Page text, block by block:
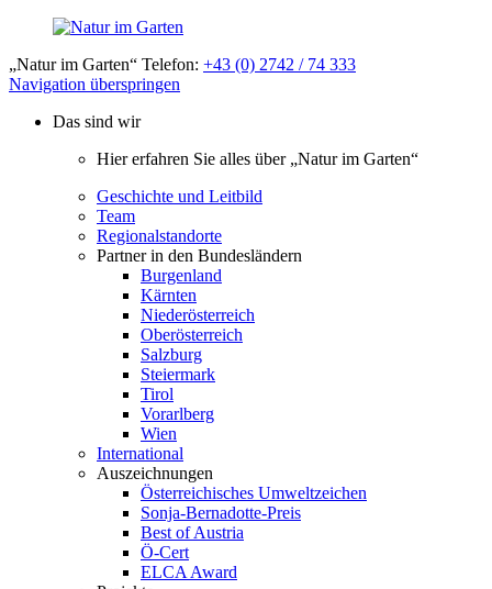
„Natur im Garten“ Telefon: +43 (0) 2742 / 74 333
Navigation überspringen
Das sind wir
Hier erfahren Sie alles über „Natur im Garten“
Geschichte und Leitbild
Team
Regionalstandorte
Partner in den Bundesländern
Burgenland
Kärnten
Niederösterreich
Oberösterreich
Salzburg
Steiermark
Tirol
Vorarlberg
Wien
International
Auszeichnungen
Österreichisches Umweltzeichen
Sonja-Bernadotte-Preis
Best of Austria
Ö-Cert
ELCA Award